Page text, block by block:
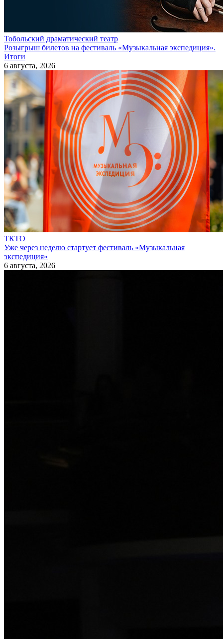
Тобольский драматический театр
Розыгрыш билетов на фестиваль «Музыкальная экспедиция».
Итоги
6 августа, 2026
ТКТО
Уже через неделю стартует фестиваль «Музыкальная
экспедиция»
6 августа, 2026